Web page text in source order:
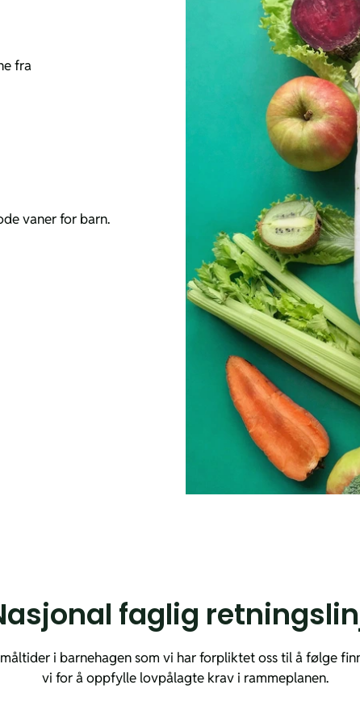
fra
vaner for barn.
faglig
i barnehagen som vi har forpliktet oss til å følge
vi for å oppfylle lovpålagte krav i rammeplanen.